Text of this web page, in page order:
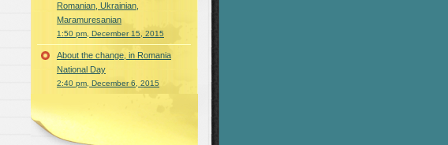
Romanian, Ukrainian,
Maramuresanian
1:50 pm, December 15, 2015
About the change, in Romania
National Day
2:40 pm, December 6, 2015